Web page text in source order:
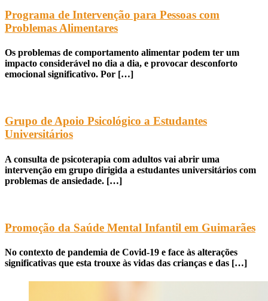
Programa de Intervenção para Pessoas com
Problemas Alimentares
Os problemas de comportamento alimentar podem ter um
impacto considerável no dia a dia, e provocar desconforto
emocional significativo. Por […]
Grupo de Apoio Psicológico a Estudantes
Universitários
A consulta de psicoterapia com adultos vai abrir uma
intervenção em grupo dirigida a estudantes universitários com
problemas de ansiedade. […]
Promoção da Saúde Mental Infantil em Guimarães
No contexto de pandemia de Covid-19 e face às alterações
significativas que esta trouxe às vidas das crianças e das […]